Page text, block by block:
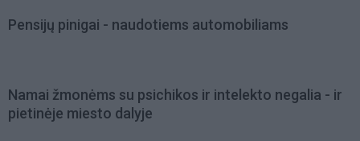
Pensijų pinigai - naudotiems automobiliams
Namai žmonėms su psichikos ir intelekto negalia - ir
pietinėje miesto dalyje